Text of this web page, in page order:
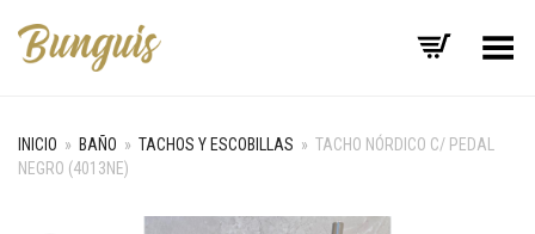
Menú
INICIO » BAÑO » TACHOS Y ESCOBILLAS » TACHO NÓRDICO C/ PEDAL
NEGRO (4013NE)